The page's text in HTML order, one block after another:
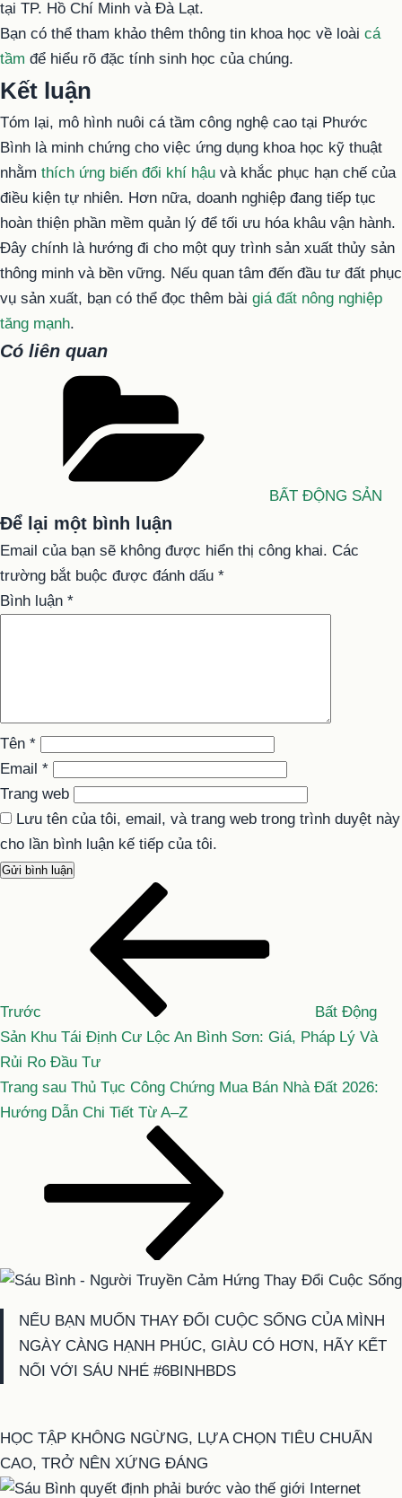
tại TP. Hồ Chí Minh và Đà Lạt.
Bạn có thể tham khảo thêm thông tin khoa học về loài cá
tầm để hiểu rõ đặc tính sinh học của chúng.
Kết luận
Tóm lại, mô hình nuôi cá tầm công nghệ cao tại Phước
Bình là minh chứng cho việc ứng dụng khoa học kỹ thuật
nhằm thích ứng biến đổi khí hậu và khắc phục hạn chế của
điều kiện tự nhiên. Hơn nữa, doanh nghiệp đang tiếp tục
hoàn thiện phần mềm quản lý để tối ưu hóa khâu vận hành.
Đây chính là hướng đi cho một quy trình sản xuất thủy sản
thông minh và bền vững. Nếu quan tâm đến đầu tư đất phục
vụ sản xuất, bạn có thể đọc thêm bài giá đất nông nghiệp
tăng mạnh.
Có liên quan
BẤT ĐỘNG SẢN
Để lại một bình luận
Email của bạn sẽ không được hiển thị công khai. Các
trường bắt buộc được đánh dấu *
Bình luận *
Tên *
Email *
Trang web
Lưu tên của tôi, email, và trang web trong trình duyệt này
cho lần bình luận kế tiếp của tôi.
viết
Trước
Bất Động
Sản Khu Tái Định Cư Lộc An Bình Sơn: Giá, Pháp Lý Và
Rủi Ro Đầu Tư
Bài
tiếp
Trang sau Thủ Tục Công Chứng Mua Bán Nhà Đất 2026:
Hướng Dẫn Chi Tiết Từ A–Z
NẾU BẠN MUỐN THAY ĐỔI CUỘC SỐNG CỦA MÌNH
NGÀY CÀNG HẠNH PHÚC, GIÀU CÓ HƠN, HÃY KẾT
NỐI VỚI SÁU NHÉ #6BINHBDS
HỌC TẬP KHÔNG NGỪNG, LỰA CHỌN TIÊU CHUẨN
CAO, TRỞ NÊN XỨNG ĐÁNG